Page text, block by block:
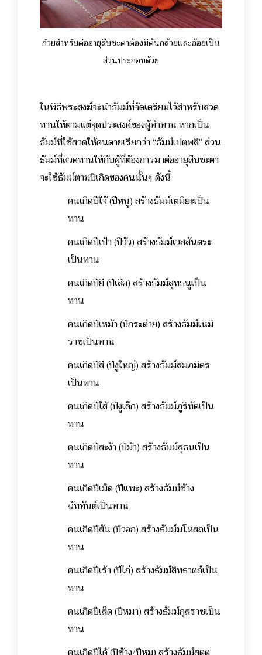
ก๋วยสำหรับต่ออายุสืบชะตาต้องมีต้นกล้วยและอ้อยเป็น
ส่วนประกอบด้วย
ในพิธีพระสงฆ์จะนำธัมม์ที่จัดเตรียมไว้สำหรับสวด
ทานให้ตามแต่จุดประสงค์ของผู้ทำทาน หากเป็น
ธัมม์ที่ใช้สวดให้คนตายเรียกว่า “ธัมม์เปตพลี” ส่วน
ธัมม์ที่สวดทานให้กับผู้ที่ต้องการมาต่ออายุสืบชะตา
จะใช้ธัมม์ตามปีเกิดของคนนั้นๆ ดังนี้
คนเกิดปีใจ้ (ปีหนู) สร้างธัมม์เตมิยะเป็น
ทาน
คนเกิดปีเป้า (ปีวัว) สร้างธัมม์เวสสันตระ
เป็นทาน
คนเกิดปียี (ปีเสือ) สร้างธัมม์สุทธนูเป็น
ทาน
คนเกิดปีเหม้า (ปีกระต่าย) สร้างธัมม์เนมิ
ราชเป็นทาน
คนเกิดปีสี (ปีงูใหญ่) สร้างธัมม์สมภมิตร
เป็นทาน
คนเกิดปีใส้ (ปีงูเล็ก) สร้างธัมม์ภูริทัตเป็น
ทาน
คนเกิดปีสะง้า (ปีม้า) สร้างธัมม์สุธนเป็น
ทาน
คนเกิดปีเม็ด (ปีแพะ) สร้างธัมม์ช้าง
ฉัททันต์เป็นทาน
คนเกิดปีสัน (ปีวอก) สร้างธัมม์มโหสถเป็น
ทาน
คนเกิดปีเร้า (ปีไก่) สร้างธัมม์สิทธาตถ์เป็น
ทาน
คนเกิดปีเส็ด (ปีหมา) สร้างธัมม์กุสราชเป็น
ทาน